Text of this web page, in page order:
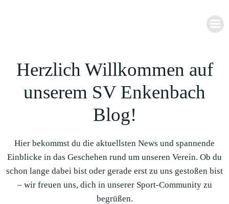
Herzlich Willkommen auf
unserem SV Enkenbach
Blog!
Hier bekommst du die aktuellsten News und spannende
Einblicke in das Geschehen rund um unseren Verein. Ob du
schon lange dabei bist oder gerade erst zu uns gestoßen bist
– wir freuen uns, dich in unserer Sport-Community zu
begrüßen.